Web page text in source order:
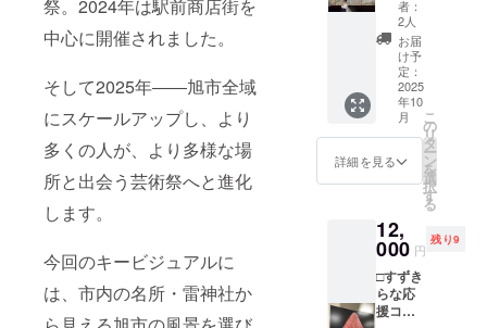
祭。2024年は駅前商店街を
中心に開催されました。
そして2025年――旭市全域
にスケールアップし、より
多くの人が、より多様な場
所と出会う芸術祭へと進化
します。
今回のキービジュアルに
は、市内の名所・雷神社か
スト
カード
＋ガイ
ドブッ
ク２冊
＋支援
者様の
お名前
をまち
げー期
菜作品
の近く
に掲示
致しま
す。掲
示して
者：
2人
お届
け予
定：
2025
年10
月
詳細を見る
こ
の
リ
タ
ー
ン
を
選
択
す
る
12,
000 円
残り9
□すずき
らな応
援コー